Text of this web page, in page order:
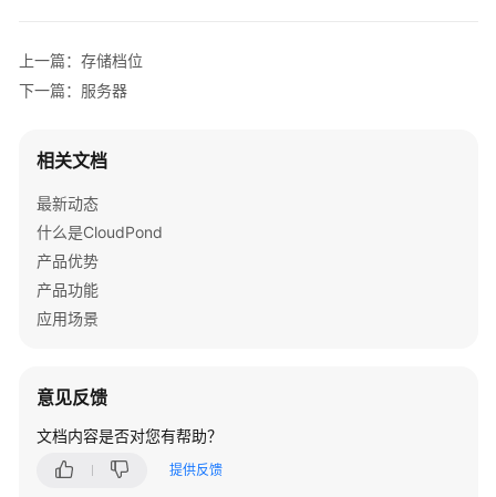
指
南
见
问
题
API
参
考
用
必
读
上一篇：存储档位
下一篇：服务器
相关文档
最新动态
什么是CloudPond
产品优势
产品功能
应用场景
意见反馈
文档内容是否对您有帮助？
提供反馈